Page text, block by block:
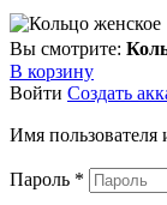
Вы смотрите:
В корзину
Войти Создать
Имя пользователя
Пароль *